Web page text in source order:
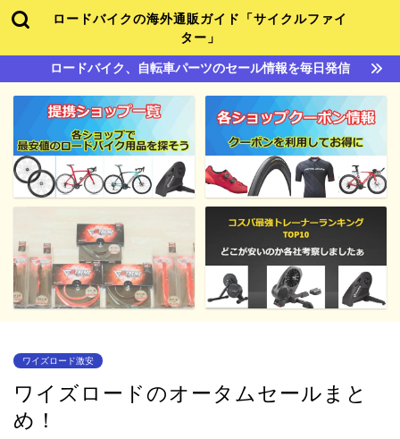
ロードバイクの海外通販ガイド「サイクルファイ
ター」
ロードバイク、自転車パーツのセール情報を毎日発信
ワイズロード激安
ワイズロードのオータムセールまと
め！